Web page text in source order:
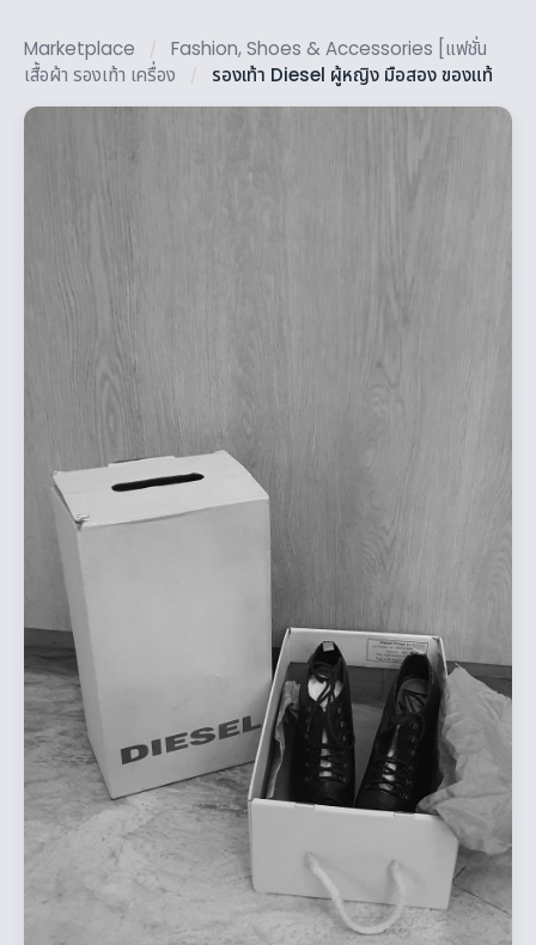
Marketplace /
Fashion, Shoes & Accessories [แฟชั่น
เสื้อผ้า รองเท้า เครื่อง
/ รองเท้า Diesel ผู้หญิง มือสอง ของแท้